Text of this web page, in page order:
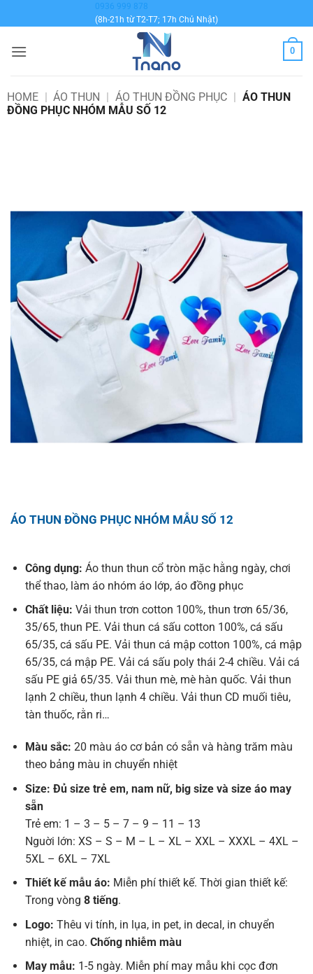
qua
dung
0936 999 878
(8h-21h từ T2-T7; 17h Chủ Nhật)
0
HOME | ÁO THUN | ÁO THUN ĐỒNG PHỤC | ÁO THUN
ĐỒNG PHỤC NHÓM MẪU SỐ 12
ÁO THUN ĐỒNG PHỤC NHÓM MẪU SỐ 12
Công dụng: Áo thun thun cổ tròn mặc hằng ngày, chơi
thể thao, làm áo nhóm áo lớp, áo đồng phục
Chất liệu: Vải thun trơn cotton 100%, thun trơn 65/36,
35/65, thun PE. Vải thun cá sấu cotton 100%, cá sấu
65/35, cá sấu PE. Vải thun cá mập cotton 100%, cá mập
65/35, cá mập PE. Vải cá sấu poly thái 2-4 chiều. Vải cá
sấu PE giả 65/35. Vải thun mè, mè hàn quốc. Vải thun
lạnh 2 chiều, thun lạnh 4 chiều. Vải thun CD muối tiêu,
tàn thuốc, rằn ri…
Màu sắc: 20 màu áo cơ bản có sẵn và hàng trăm màu
theo bảng màu in chuyển nhiệt
Size: Đủ size trẻ em, nam nữ, big size và size áo may
sẵn
Trẻ em: 1 – 3 – 5 – 7 – 9 – 11 – 13
Nguời lớn: XS – S – M – L – XL – XXL – XXXL – 4XL –
5XL – 6XL – 7XL
Thiết kế mẫu áo: Miễn phí thiết kế. Thời gian thiết kế:
Trong vòng 8 tiếng.
Logo: Thêu vi tính, in lụa, in pet, in decal, in chuyển
nhiệt, in cao. Chống nhiễm màu
May mẫu: 1-5 ngày. Miễn phí may mẫu khi cọc đơn